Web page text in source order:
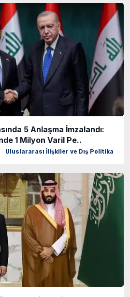
5 Anlaşma İmzalandı:
1 Milyon Varil Pe..
Uluslararası İlişkiler ve Dış Politika